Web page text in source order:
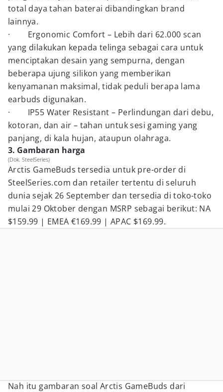
total daya tahan baterai dibandingkan brand
lainnya.
· Ergonomic Comfort – Lebih dari 62.000 scan
yang dilakukan kepada telinga sebagai cara untuk
menciptakan desain yang sempurna, dengan
beberapa ujung silikon yang memberikan
kenyamanan maksimal, tidak peduli berapa lama
earbuds digunakan.
· IP55 Water Resistant – Perlindungan dari debu,
kotoran, dan air – tahan untuk sesi gaming yang
panjang, di kala hujan, ataupun olahraga.
3. Gambaran harga
(Dok. SteelSeries)
Arctis GameBuds tersedia untuk pre-order di
SteelSeries.com dan retailer tertentu di seluruh
dunia sejak 26 September dan tersedia di toko-toko
mulai 29 Oktober dengan MSRP sebagai berikut: NA
$159.99 | EMEA €169.99 | APAC $169.99.
Nah itu gambaran soal Arctis GameBuds dari